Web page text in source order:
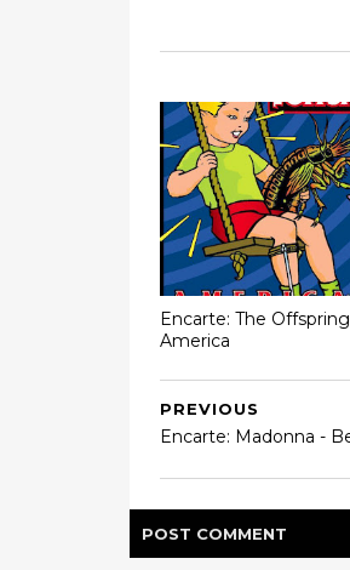
Encarte: The
America
PREVIOUS
Encarte: Madonna -
POST COMMENT